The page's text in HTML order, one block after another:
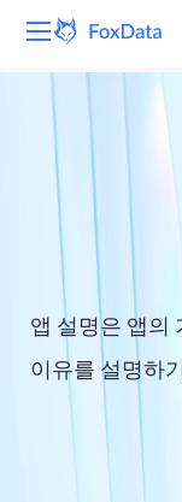
앱 설명은 앱의
이유를 설명하